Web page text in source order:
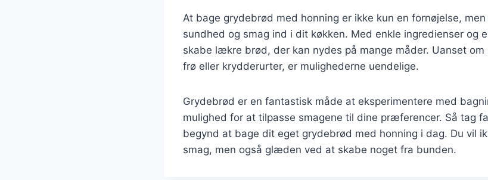
At bage grydebrød med honning er ikke kun en fornøjelse,
sundhed og smag ind i dit køkken. Med enkle ingredienser og
skabe lækre brød, der kan nydes på mange måder. Uanset
frø eller krydderurter, er mulighederne uendelige.
Grydebrød er en fantastisk måde at eksperimentere med
mulighed for at tilpasse smagene til dine præferencer. Så tag
begynd at bage dit eget grydebrød med honning i dag. Du vil
smag, men også glæden ved at skabe noget fra bunden.